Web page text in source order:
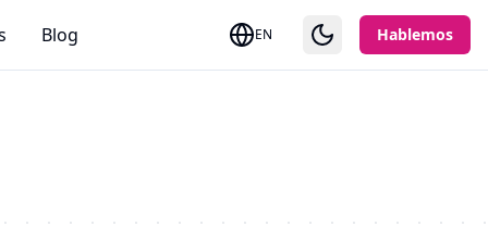
Blog EN Hablemos